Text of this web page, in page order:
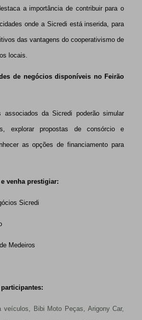
a importância de contribuir para o
onde a Sicredi está inserida, para
das vantagens do cooperativismo de
locais.
de negócios disponíveis no Feirão
associados da Sicredi poderão simular
explorar propostas de consórcio e
as opções de financiamento para
venha prestigiar:
Sicredi
Medeiros
veículos, Bibi Moto Peças, Arigony Car,